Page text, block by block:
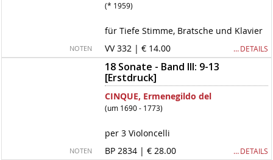
(* 1959)
für Tiefe Stimme, Bratsche und Klavier
NOTEN VV 332 | € 14.00 … DETAILS
18 Sonate - Band III: 9-13
[Erstdruck]
CINQUE, Ermenegildo del
(um 1690 - 1773)
per 3 Violoncelli
NOTEN BP 2834 | € 28.00 … DETAILS